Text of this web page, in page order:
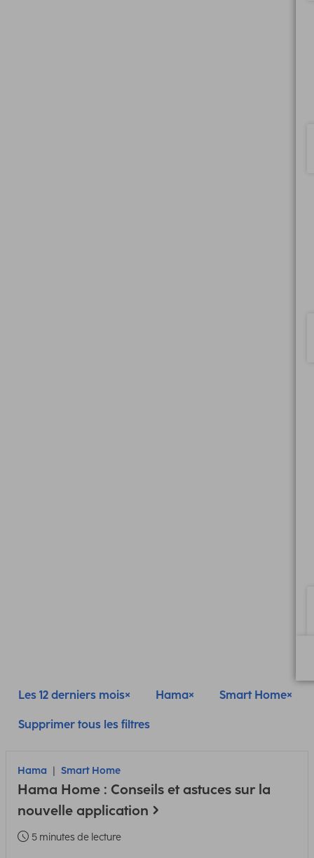
Les 12 derniers mois Hama Smart Home
Supprimer tous les filtres
Hama Smart Home
Hama Home : Conseils et astuces sur la
nouvelle application
5 minutes de lecture